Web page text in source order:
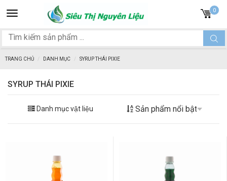
Toggle
navigation
0
TRANG CHỦ DANH MỤC SYRUP THÁI PIXIE
SYRUP THÁI PIXIE
Danh mục vật liệu